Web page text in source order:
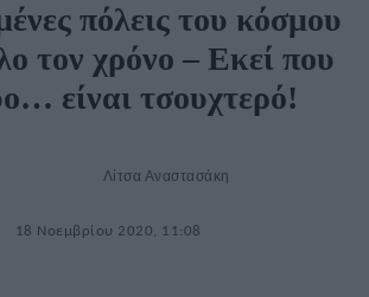
πόλεις του κόσμου
τον χρόνο – Εκεί που
είναι τσουχτερό!
Λίτσα Αναστασάκη
18 Νοεμβρίου 2020, 11:08